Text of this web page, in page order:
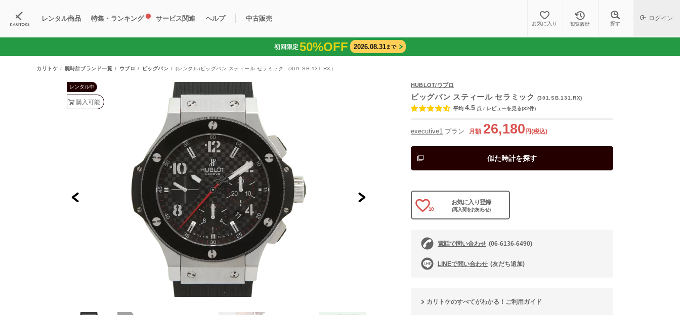
レンタル商品
購入可能商品
特集・ランキング サービス関連
カリトケとは？
ヘルプ
Q&A
中古販売
中古販売商品 ブランド一覧 中古販売について
お気に入り 閲覧履歴 探す
ログイン
初回限定50%OFF 2026.08.31まで
カリトケ 腕時計ブランド一覧 ウブロ ビッグバン (レンタル)ビッグバン スティール セラミック （301.SB.131.RX）
レンタル中
購入可能
HUBLOT/ウブロ
ビッグバン スティール セラミック
(301.SB.131.RX)
平均 4.5 点 / レビューを見る(32件)
executive1 プラン 月額 26,180 円(税込)
似た時計を探す
10
お気に入り登録
(再入荷をお知らせ)
電話で問い合わせ (06-6136-6490)
LINEで問い合わせ (友だち追加)
カリトケのすべてがわかる！ご利用ガイド